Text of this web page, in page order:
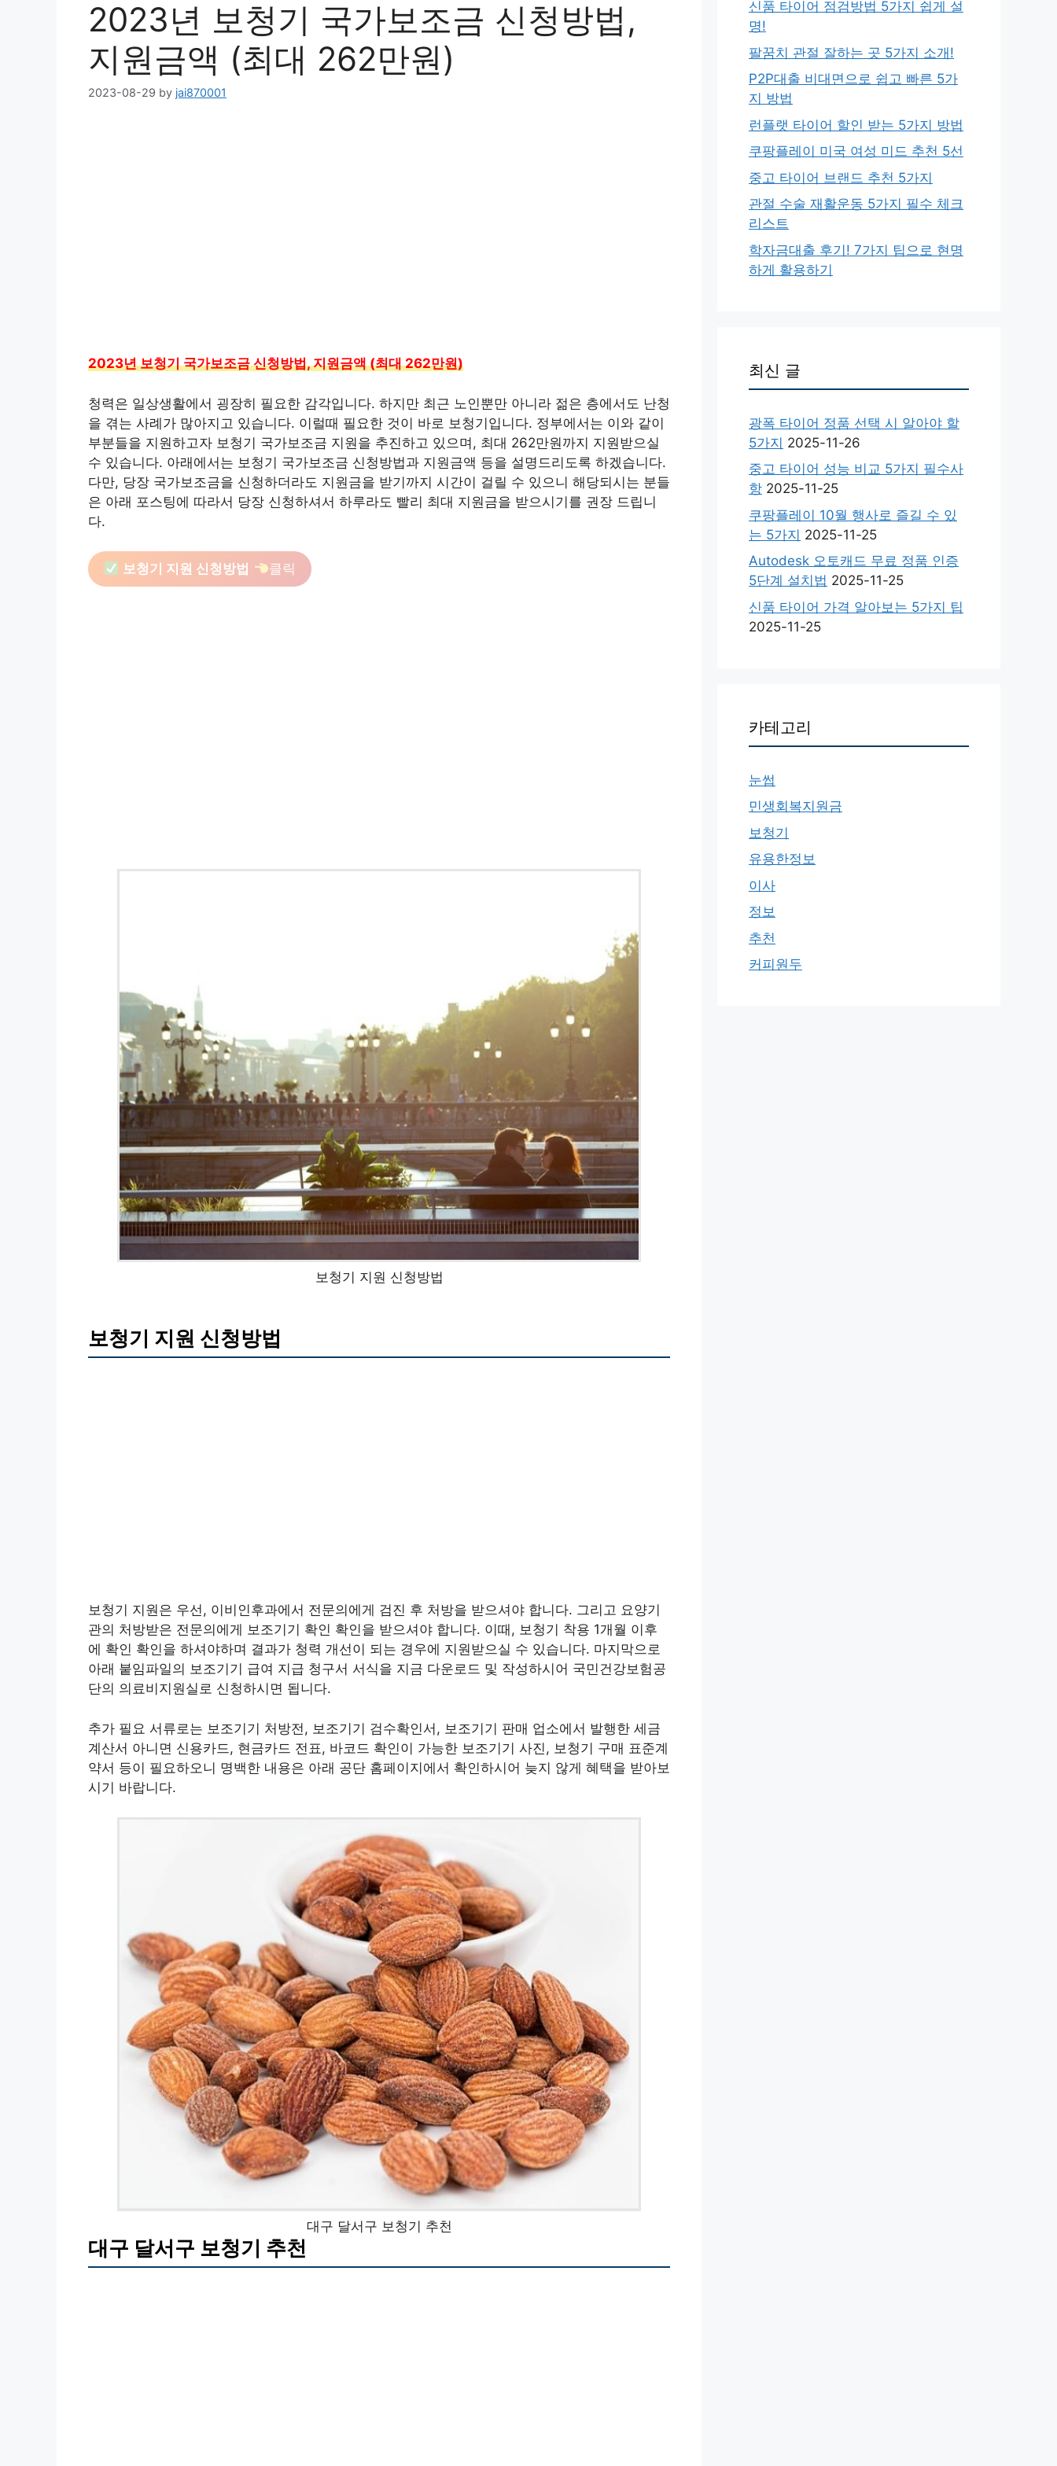
2023년 보청기 국가보조금 신청방법,
지원금액 (최대 262만원)
2023-08-29 by jai870001
2023년 보청기 국가보조금 신청방법, 지원금액 (최대 262만원)
청력은 일상생활에서 굉장히 필요한 감각입니다. 하지만 최근 노인뿐만 아니라 젊은 층에서도 난청
을 겪는 사례가 많아지고 있습니다. 이럴때 필요한 것이 바로 보청기입니다. 정부에서는 이와 같이
부분들을 지원하고자 보청기 국가보조금 지원을 추진하고 있으며, 최대 262만원까지 지원받으실
수 있습니다. 아래에서는 보청기 국가보조금 신청방법과 지원금액 등을 설명드리도록 하겠습니다.
다만, 당장 국가보조금을 신청하더라도 지원금을 받기까지 시간이 걸릴 수 있으니 해당되시는 분들
은 아래 포스팅에 따라서 당장 신청하셔서 하루라도 빨리 최대 지원금을 받으시기를 권장 드립니
다.
보청기 지원 신청방법 클릭
보청기 지원 신청방법
보청기 지원 신청방법
보청기 지원은 우선, 이비인후과에서 전문의에게 검진 후 처방을 받으셔야 합니다. 그리고 요양기
관의 처방받은 전문의에게 보조기기 확인 확인을 받으셔야 합니다. 이때, 보청기 착용 1개월 이후
에 확인 확인을 하셔야하며 결과가 청력 개선이 되는 경우에 지원받으실 수 있습니다. 마지막으로
아래 붙임파일의 보조기기 급여 지급 청구서 서식을 지금 다운로드 및 작성하시어 국민건강보험공
단의 의료비지원실로 신청하시면 됩니다.
추가 필요 서류로는 보조기기 처방전, 보조기기 검수확인서, 보조기기 판매 업소에서 발행한 세금
계산서 아니면 신용카드, 현금카드 전표, 바코드 확인이 가능한 보조기기 사진, 보청기 구매 표준계
약서 등이 필요하오니 명백한 내용은 아래 공단 홈페이지에서 확인하시어 늦지 않게 혜택을 받아보
시기 바랍니다.
대구 달서구 보청기 추천
대구 달서구 보청기 추천
신품 타이어 점검방법 5가지 쉽게 설
명!
팔꿈치 관절 잘하는 곳 5가지 소개!
P2P대출 비대면으로 쉽고 빠른 5가
지 방법
런플랫 타이어 할인 받는 5가지 방법
쿠팡플레이 미국 여성 미드 추천 5선
중고 타이어 브랜드 추천 5가지
관절 수술 재활운동 5가지 필수 체크
리스트
학자금대출 후기! 7가지 팁으로 현명
하게 활용하기
최신 글
광폭 타이어 정품 선택 시 알아야 할
5가지 2025-11-26
중고 타이어 성능 비교 5가지 필수사
항 2025-11-25
쿠팡플레이 10월 행사로 즐길 수 있
는 5가지 2025-11-25
Autodesk 오토캐드 무료 정품 인증
5단계 설치법 2025-11-25
신품 타이어 가격 알아보는 5가지 팁
2025-11-25
카테고리
눈썹
민생회복지원금
보청기
유용한정보
이사
정보
추천
커피원두